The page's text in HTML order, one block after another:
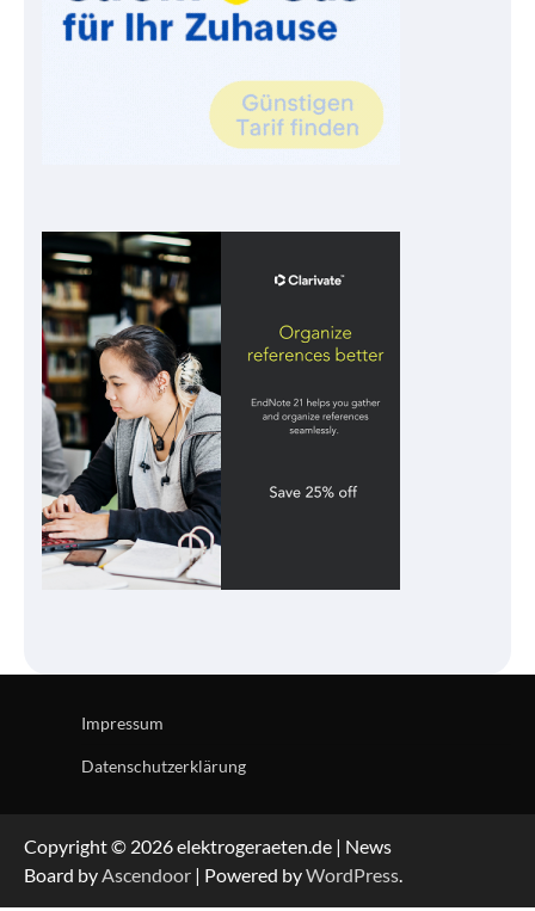
Impressum
Datenschutzerklärung
Copyright © 2026 elektrogeraeten.de | News
Board byAscendoor | Powered byWordPress.